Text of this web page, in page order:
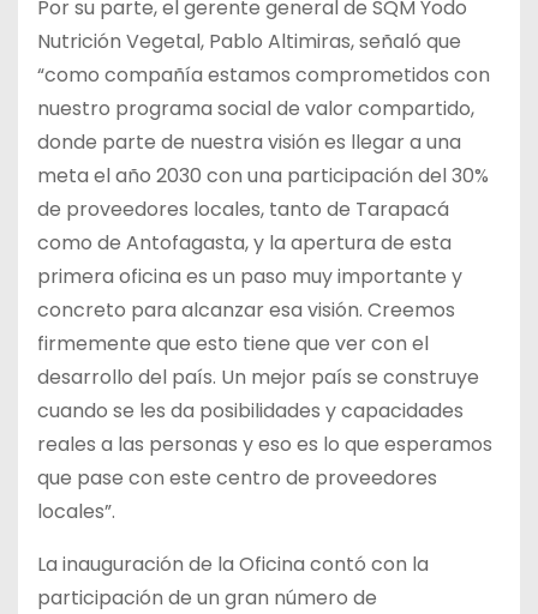
Por su parte, el gerente general de SQM Yodo
Nutrición Vegetal, Pablo Altimiras, señaló que
“como compañía estamos comprometidos con
nuestro programa social de valor compartido,
donde parte de nuestra visión es llegar a una
meta el año 2030 con una participación del 30%
de proveedores locales, tanto de Tarapacá
como de Antofagasta, y la apertura de esta
primera oficina es un paso muy importante y
concreto para alcanzar esa visión. Creemos
firmemente que esto tiene que ver con el
desarrollo del país. Un mejor país se construye
cuando se les da posibilidades y capacidades
reales a las personas y eso es lo que esperamos
que pase con este centro de proveedores
locales”.
La inauguración de la Oficina contó con la
participación de un gran número de